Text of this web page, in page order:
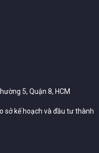
5, Quận 8, HCM
sở kế hoạch và đầu tư thành